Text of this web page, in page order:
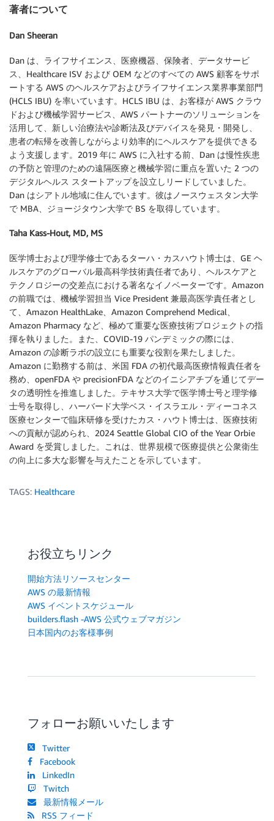
著者について
Dan Sheeran
Dan は、ライフサイエンス、医療機器、保険者、データサービ
ス、Healthcare ISV および OEM などのすべての AWS 顧客をサポ
ートする AWS のヘルスケアおよびライフサイエンス業界事業部門
(HCLS IBU) を率いています。HCLS IBU は、お客様が AWS クラウ
ドおよび機械学習サービス、AWS パートナーのソリューションを
活用して、新しい治療法や診断法及びデバイスを発見・開発し、
患者の転帰を改善しながらより効率的にヘルスケアを提供できる
よう支援します。2019 年に AWS に入社する前、Dan は慢性疾患
の予防と管理のための遠隔医療と機械学習に重点を置いた 2 つの
デジタルヘルス スタートアップを設立しリードしていました。
Dan はシアトル地域に住んでいます。彼はノースウェスタン大学
で MBA、ジョージタウン大学で BS を取得しています。
Taha Kass-Hout, MD, MS
医学博士および理学修士であるターハ・カスハウト博士は、GE ヘ
ルスケアのグローバル最高科学技術責任者であり、ヘルスケアと
テクノロジーの交差点における著名なイノベーターです。Amazon
の前職では、機械学習担当 Vice President 兼最高医学責任者とし
て、Amazon HealthLake、Amazon Comprehend Medical、
Amazon Pharmacy など、極めて重要な医療技術プロジェクトの指
揮を執りました。また、COVID-19 パンデミックの際には、
Amazon の診断ラボの設立にも重要な役割を果たしました。
Amazon に勤務する前は、米国 FDA の初代最高医療情報責任者を
務め、openFDA や precisionFDA などのイニシアチブを通じてデー
タの透明性を推進しました。テキサス大学で医学博士号と理学修
士号を取得し、ハーバード大学ベス・イスラエル・ディーコネス
医療センターで臨床研修を受けたカス・ハウト博士は、医療技術
への貢献が認められ、2024 Seattle Global CIO of the Year Orbie
Award を受賞しました。これは、世界規模で医療提供と公衆衛生
の向上に多大な影響を与えたことを示しています。
TAGS: Healthcare
お役立ちリンク
開始方法リソースセンター
AWS の最新情報
AWS イベントスケジュール
builders.flash -AWS 公式ウェブマガジン
日本国内のお客様事例
フォローお願いいたします
Twitter
Facebook
LinkedIn
Twitch
最新情報メール
RSS フィード